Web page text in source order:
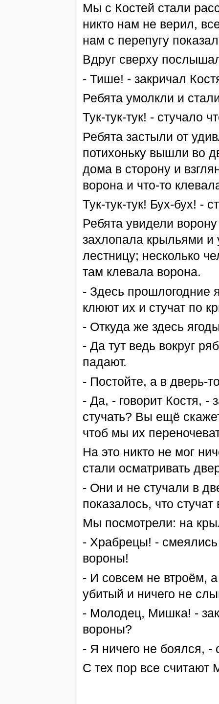
Мы с Костей стали
никто нам не верил,
нам с перепугу
Вдруг сверху
- Тише! - закричал
Ребята умолкли и
Тук-тук-тук! - стучало
Ребята застыли от
потихоньку вышли во
дома в сторону и
ворона и что-то
Тук-тук-тук! Бух-бух! -
Ребята увидели
захлопала крыльями и
лестницу; несколько
там клевала ворона.
- Здесь прошлогодние
клюют их и стучат по
- Откуда же здесь
- Да тут ведь вокруг
падают.
- Постойте, а в дверь-
- Да, - говорит Костя, -
стучать? Вы ещё
чтоб мы их
На это никто не мог
стали осматривать
- Они и не стучали в
показалось, что стучат
Мы посмотрели: на
- Храбрецы! -
вороны!
- И совсем не втроём,
убитый и ничего не
- Молодец, Мишка! -
вороны?
- Я ничего не боялся,
С тех пор все считают